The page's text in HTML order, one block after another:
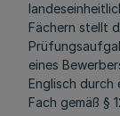
Fächern stellt
eines
Englisch durch
Fach gemäß §